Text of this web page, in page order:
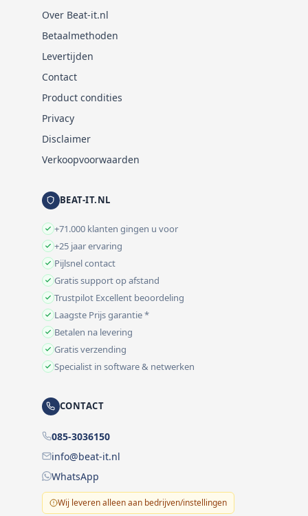
Over Beat-it.nl
Betaalmethoden
Levertijden
Contact
Product condities
Privacy
Disclaimer
Verkoopvoorwaarden
BEAT-IT.NL
+71.000 klanten gingen u voor
+25 jaar ervaring
Pijlsnel contact
Gratis support op afstand
Trustpilot Excellent beoordeling
Laagste Prijs garantie *
Betalen na levering
Gratis verzending
Specialist in software & netwerken
CONTACT
085-3036150
info@beat-it.nl
WhatsApp
Wij leveren alleen aan bedrijven/instellingen